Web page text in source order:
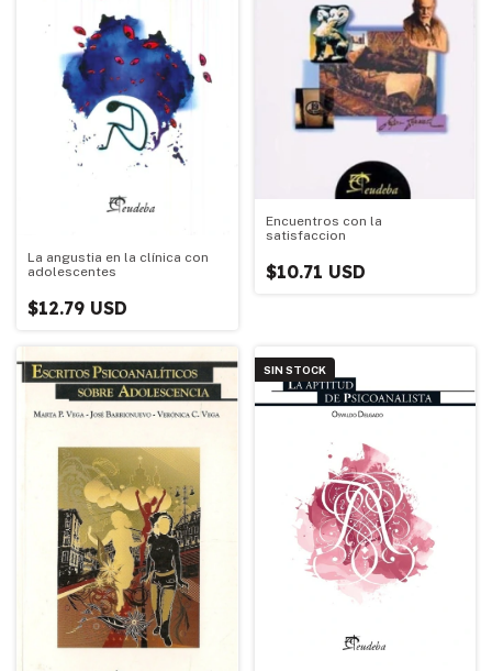
La angustia en la clínica con
adolescentes
$12.79 USD
Encuentros con la
satisfaccion
$10.71 USD
SIN STOCK